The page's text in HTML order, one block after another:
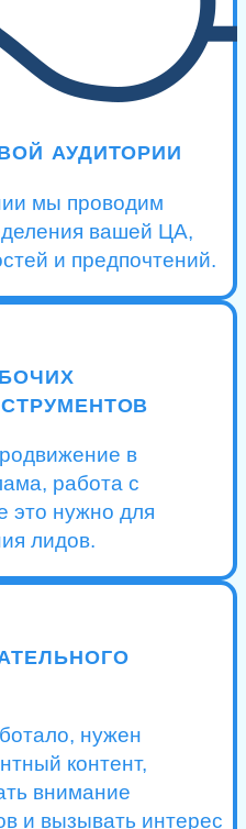
АУДИТОРИИ
мы проводим
вашей ЦА,
и предпочтений.
в
работа с
это нужно для
лидов.
нужен
контент,
внимание
и вызывать интерес